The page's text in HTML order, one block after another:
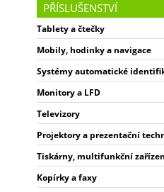
PŘÍSLUŠENSTVÍ
Tablety a čtečky
Mobily, hodinky a navigace
Systémy automatické
Monitory a LFD
Televizory
Projektory a prezentační
Tiskárny, multifunkční
Kopírky a faxy